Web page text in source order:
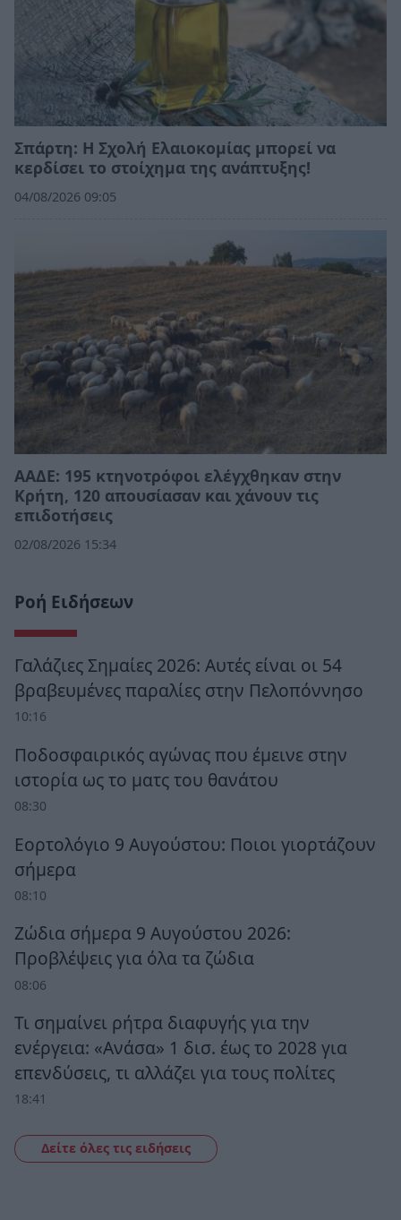
Σπάρτη: Η Σχολή Ελαιοκομίας μπορεί να
κερδίσει το στοίχημα της ανάπτυξης!
04/08/2026 09:05
ΑΑΔΕ: 195 κτηνοτρόφοι ελέγχθηκαν στην
Κρήτη, 120 απουσίασαν και χάνουν τις
επιδοτήσεις
02/08/2026 15:34
Ροή Ειδήσεων
Γαλάζιες Σημαίες 2026: Αυτές είναι οι 54
βραβευμένες παραλίες στην Πελοπόννησο
10:16
Ποδοσφαιρικός αγώνας που έμεινε στην
ιστορία ως το ματς του θανάτου
08:30
Εορτολόγιο 9 Αυγούστου: Ποιοι γιορτάζουν
σήμερα
08:10
Ζώδια σήμερα 9 Αυγούστου 2026:
Προβλέψεις για όλα τα ζώδια
08:06
Τι σημαίνει ρήτρα διαφυγής για την
ενέργεια: «Ανάσα» 1 δισ. έως το 2028 για
επενδύσεις, τι αλλάζει για τους πολίτες
18:41
Δείτε όλες τις ειδήσεις